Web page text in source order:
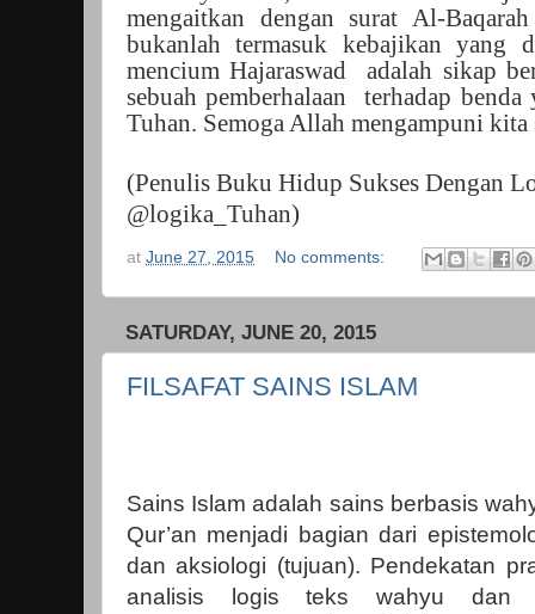
mengaitkan dengan surat Al-
bukanlah termasuk kebajikan yang
mencium Hajaraswad
adalah sikap
sebuah pemberhalaan
terhadap
Tuhan. Semoga Allah mengampuni kita
(Penulis Buku Hidup Sukses Dengan
@logika_Tuhan)
at June 27, 2015 No comments:
SATURDAY, JUNE 20, 2015
FILSAFAT SAINS ISLAM
Sains Islam adalah sains berbasis
Qur’an menjadi bagian dari
dan aksiologi (tujuan). Pendekatan
analisis logis teks wahyu dan